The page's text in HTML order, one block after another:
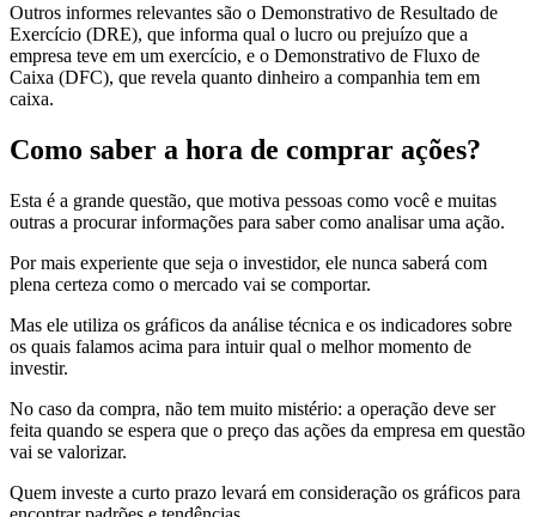
Outros informes relevantes são o Demonstrativo de Resultado de
Exercício (DRE), que informa qual o lucro ou prejuízo que a
empresa teve em um exercício, e o Demonstrativo de Fluxo de
Caixa (DFC), que revela quanto dinheiro a companhia tem em
caixa.
Como saber a hora de comprar ações?
Esta é a grande questão, que motiva pessoas como você e muitas
outras a procurar informações para saber como analisar uma ação.
Por mais experiente que seja o investidor, ele nunca saberá com
plena certeza como o mercado vai se comportar.
Mas ele utiliza os gráficos da análise técnica e os indicadores sobre
os quais falamos acima para intuir qual o melhor momento de
investir.
No caso da compra, não tem muito mistério: a operação deve ser
feita quando se espera que o preço das ações da empresa em questão
vai se valorizar.
Quem investe a curto prazo levará em consideração os gráficos para